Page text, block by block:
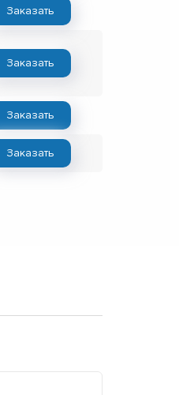
Заказать
Заказать
Заказать
Заказать